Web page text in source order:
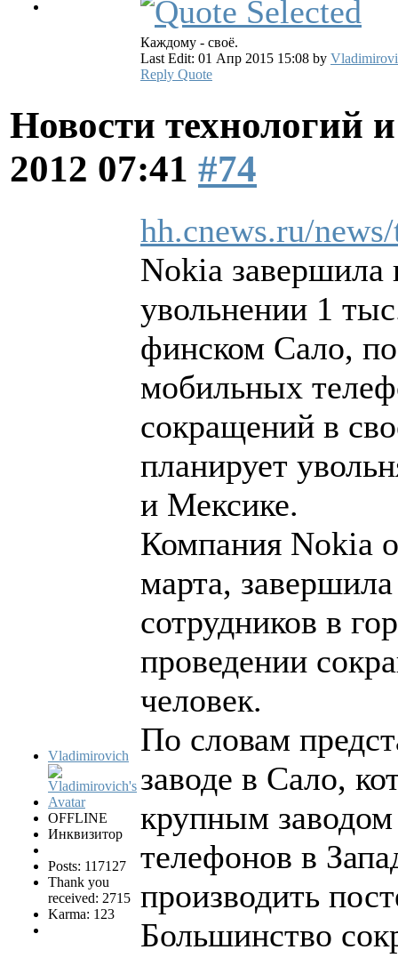
Каждому - своё.
Last Edit: 01 Апр 2015 15:08 by
Reply Quote
Новости технологий
2012 07:41 #74
Vladimirovich
OFFLINE
Инквизитор
Posts: 117127
Thank you
received: 2715
Karma: 123
hh.cnews.ru/
Nokia завершила
увольнении 1
финском Сало,
мобильных
сокращений в
планирует
и Мексике.
Компания Nokia
марта,
сотрудников в
проведении
человек.
По словам
заводе в Сало,
крупным
телефонов в
производить
Большинство